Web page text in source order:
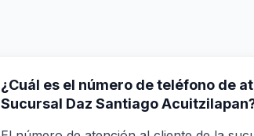
¿Cuál es el número de teléfono de
Sucursal Daz Santiago